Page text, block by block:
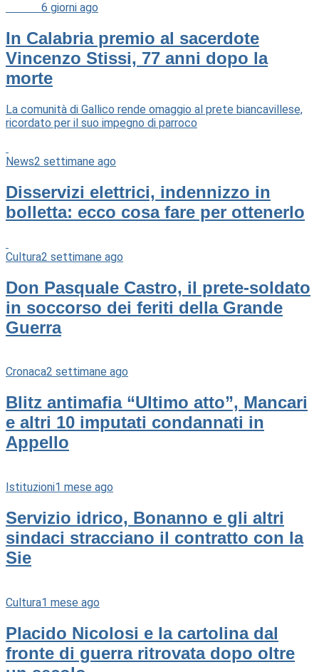
6 giorni ago
In Calabria premio al sacerdote
Vincenzo Stissi, 77 anni dopo la
morte
La comunità di Gallico rende omaggio al prete biancavillese,
ricordato per il suo impegno di parroco
News2 settimane ago
Disservizi elettrici, indennizzo in
bolletta: ecco cosa fare per ottenerlo
Cultura2 settimane ago
Don Pasquale Castro, il prete-soldato
in soccorso dei feriti della Grande
Guerra
Cronaca2 settimane ago
Blitz antimafia “Ultimo atto”, Mancari
e altri 10 imputati condannati in
Appello
Istituzioni1 mese ago
Servizio idrico, Bonanno e gli altri
sindaci stracciano il contratto con la
Sie
Cultura1 mese ago
Placido Nicolosi e la cartolina dal
fronte di guerra ritrovata dopo oltre